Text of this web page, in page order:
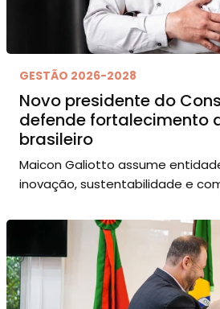
GESTÃO 2026-2028
Novo presidente do
defende fortalecimento
brasileiro
Maicon Galiotto assume
inovação, sustentabilidade e